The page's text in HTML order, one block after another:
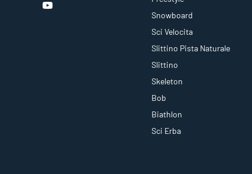
Snowboard
Sci Velocita
Slittino Pista Naturale
Slittino
Skeleton
Bob
Biathlon
Sci Erba